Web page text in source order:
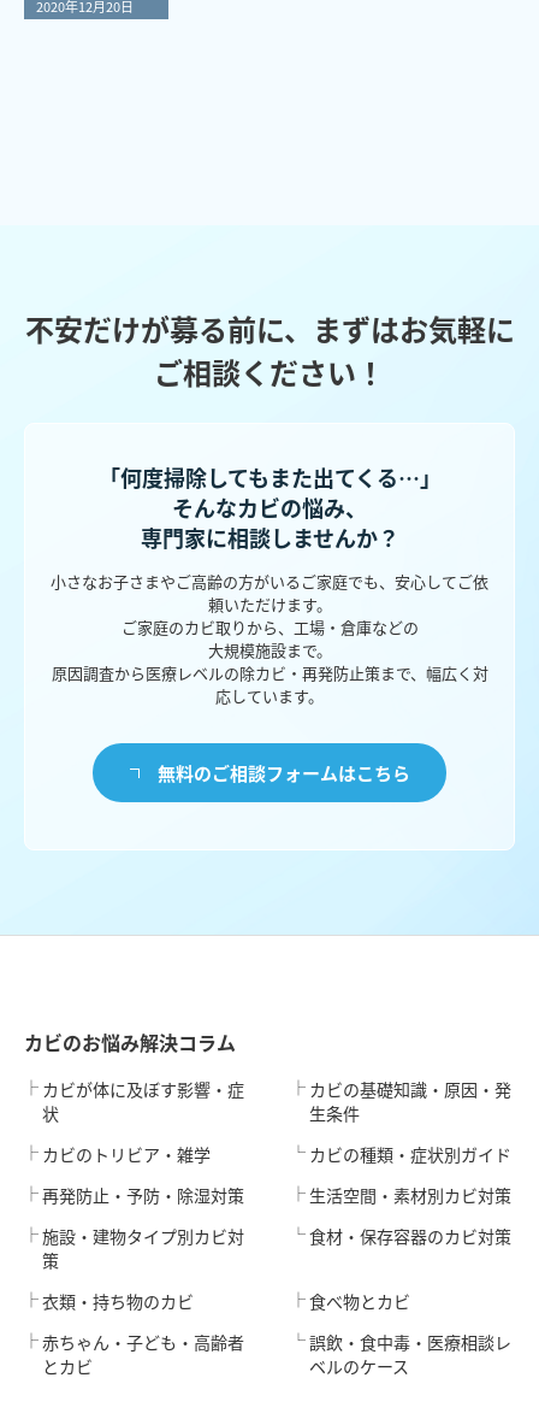
2020年12月20日
不安だけが募る前に、まずはお気軽に
ご相談ください！
「何度掃除してもまた出てくる…」
そんなカビの悩み、
専門家に相談しませんか？
小さなお子さまやご高齢の方がいるご家庭でも、安心してご依
頼いただけます。
ご家庭のカビ取りから、工場・倉庫などの
大規模施設まで。
原因調査から医療レベルの除カビ・再発防止策まで、幅広く対
応しています。
無料のご相談フォームはこちら
カビのお悩み解決コラム
カビが体に及ぼす影響・症
状
カビのトリビア・雑学
カビの基礎知識・原因・発
生条件
カビの種類・症状別ガイド
再発防止・予防・除湿対策
施設・建物タイプ別カビ対
策
生活空間・素材別カビ対策
食材・保存容器のカビ対策
衣類・持ち物のカビ
赤ちゃん・子ども・高齢者
とカビ
食べ物とカビ
誤飲・食中毒・医療相談レ
ベルのケース